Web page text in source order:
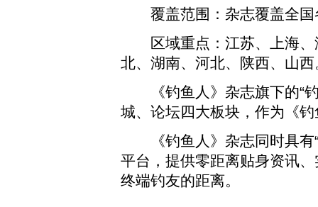
覆盖范围：杂志覆盖全国
区域重点：江苏、上海、
北、湖南、河北、陕西、山西
《钓鱼人》杂志旗下的“钓
城、论坛四大板块，作为《
《钓鱼人》杂志同时具有“
平台，提供零距离贴身资讯
终端钓友的距离。